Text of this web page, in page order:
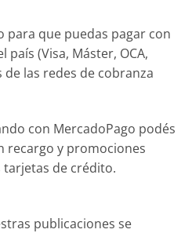
para que puedas pagar con
(Visa, Máster, OCA,
de las redes de cobranza
con MercadoPago podés
recargo y promociones
de crédito.
publicaciones se